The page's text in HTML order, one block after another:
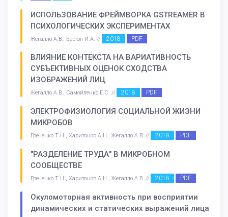
ИСПОЛЬЗОВАНИЕ ФРЕЙМВОРКА GSTREAMER В
ПСИХОЛОГИЧЕСКИХ ЭКСПЕРИМЕНТАХ
Жегалло А.В., Басюл И.А. // 2018 PDF
ВЛИЯНИЕ КОНТЕКСТА НА ВАРИАТИВНОСТЬ
СУБЪЕКТИВНЫХ ОЦЕНОК СХОДСТВА
ИЗОБРАЖЕНИЙ ЛИЦ
Жегалло А.В., Самойленко Е.С. // 2018 PDF
ЭЛЕКТРОФИЗИОЛОГИЯ СОЦИАЛЬНОЙ ЖИЗНИ
МИКРОБОВ
Греченко Т.Н., Харитонов А.Н., Жегалло А.В. // 2018 PDF
"РАЗДЕЛЕНИЕ ТРУДА" В МИКРОБНОМ
СООБЩЕСТВЕ
Греченко Т.Н., Харитонов А.Н., Жегалло А.В. // 2018 PDF
Окуломоторная активность при восприятии
динамических и статических выражений лица